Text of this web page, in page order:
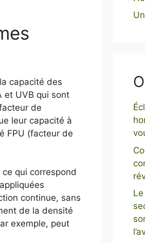
capacité des
et UVB qui sont
de
leur capacité à
FPU (facteur de
qui correspond
continue, sans
de la densité
exemple, peut